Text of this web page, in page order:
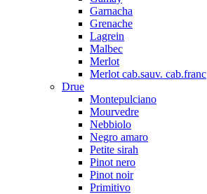
Garnacha
Grenache
Lagrein
Malbec
Merlot
Merlot cab.sauv. cab.franc
Drue
Montepulciano
Mourvedre
Nebbiolo
Negro amaro
Petite sirah
Pinot nero
Pinot noir
Primitivo